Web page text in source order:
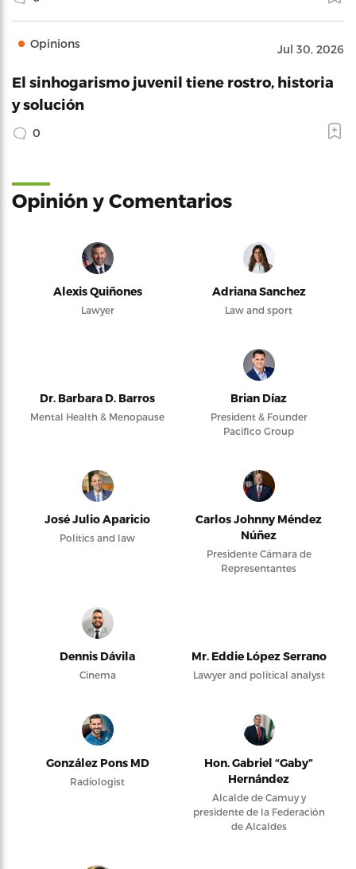
Opinions Jul 30, 2026
El sinhogarismo juvenil tiene rostro, historia
y solución
0
Opinión y Comentarios
Alexis Quiñones
Lawyer
Adriana Sanchez
Law and sport
Dr. Barbara D. Barros
Mental Health & Menopause
Brian Díaz
President & Founder
Pacifico Group
José Julio Aparicio
Politics and law
Carlos Johnny Méndez
Núñez
Presidente Cámara de
Representantes
Dennis Dávila
Cinema
Mr. Eddie López Serrano
Lawyer and political analyst
González Pons MD
Radiologist
Hon. Gabriel “Gaby”
Hernández
Alcalde de Camuy y
presidente de la Federación
de Alcaldes